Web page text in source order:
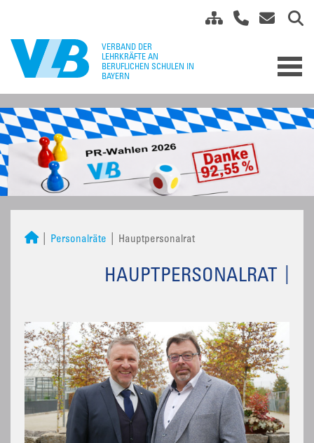
Personalräte Hauptpersonalrat
HAUPTPERSONALRAT